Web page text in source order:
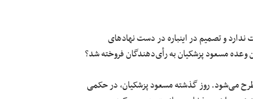
ندارد و تصمیم در اینباره در دست نهادهای
وعده مسعود پزشکیان به رأی‌دهندگان فروخته شد؟
می‌شود. روز گذشته مسعود پزشکیان، در حکمی